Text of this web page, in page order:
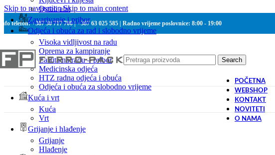
Skip to navigationSkip to main content
telefon: +387 30 717 700 | +387 63 025 585 | Radno vrijeme poslovnice: 8:00 - 19:00
Search
Ostali alat
Zavarivanje i pribor
Odjeća i obuća za rad i slobodno vrijeme
Visoka vidljivost na radu
Oprema za kampiranje
Zaštita na radu – pribor
Medicinska odjeća
HTZ radna odjeća i obuća
Odjeća i obuća za slobodno vrijeme
Kuća i vrt
Kuća
Vrt
Grijanje i hlađenje
Grijanje
Hlađenje
POČETNA
WEBSHOP
KONTAKT
NOVITETI
O NAMA